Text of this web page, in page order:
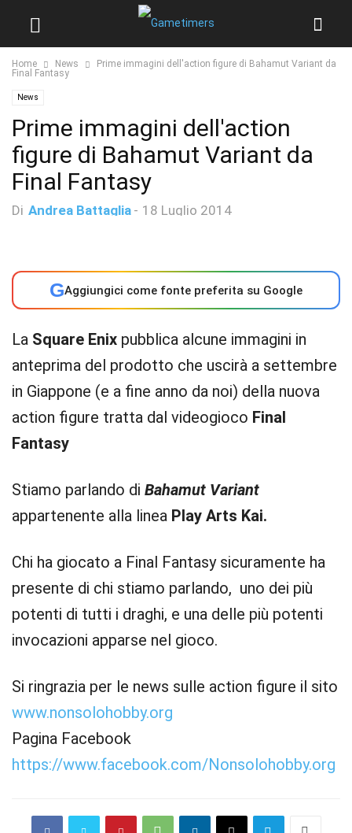
Home News
Prime immagini dell'action figure di Bahamut Variant da
Final Fantasy
News
Prime immagini dell'action
figure di Bahamut Variant da
Final Fantasy
Di Andrea Battaglia - 18 Luglio 2014
GAggiungici come fonte preferita su Google
La Square Enix pubblica alcune immagini in
anteprima del prodotto che uscirà a settembre
in Giappone (e a fine anno da noi) della nuova
action figure tratta dal videogioco Final
Fantasy
Stiamo parlando di Bahamut Variant
appartenente alla linea Play Arts Kai.
Chi ha giocato a Final Fantasy sicuramente ha
presente di chi stiamo parlando, uno dei più
potenti di tutti i draghi, e una delle più potenti
invocazioni apparse nel gioco.
Si ringrazia per le news sulle action figure il sito
www.nonsolohobby.org
Pagina Facebook
https://www.facebook.com/Nonsolohobby.org